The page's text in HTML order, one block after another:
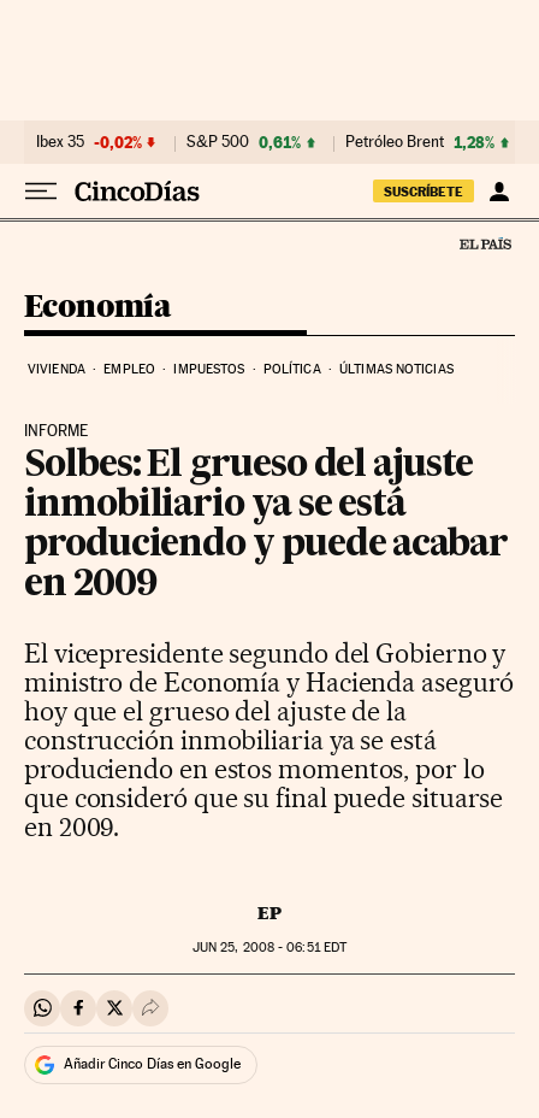
Ibex 35 -0,02% S&P 500 0,61% Petróleo Brent 1,28%
SUSCRÍBETE
Economía
VIVIENDA EMPLEO IMPUESTOS POLÍTICA ÚLTIMAS NOTICIAS
INFORME
Solbes: El grueso del ajuste
inmobiliario ya se está
produciendo y puede acabar
en 2009
El vicepresidente segundo del Gobierno y
ministro de Economía y Hacienda aseguró
hoy que el grueso del ajuste de la
construcción inmobiliaria ya se está
produciendo en estos momentos, por lo
que consideró que su final puede situarse
en 2009.
EP
JUN 25, 2008 - 06:51 EDT
Compartir en Whatsapp
Compartir en Facebook
Compartir en Twitter
Desplegar Redes Sociales
Añadir Cinco Días en Google